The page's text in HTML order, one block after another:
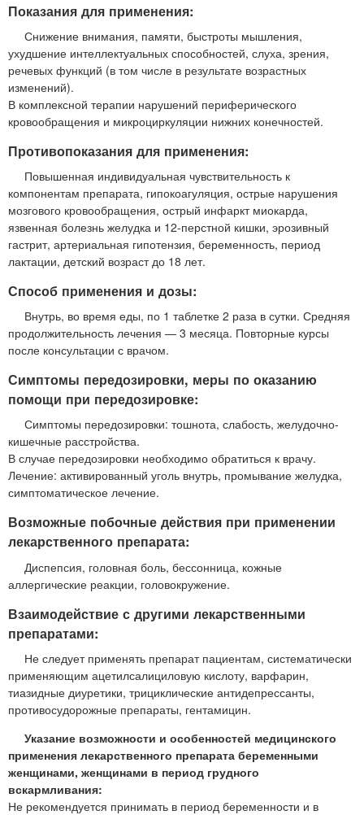
Показания для применения:
Снижение внимания, памяти, быстроты мышления,
ухудшение интеллектуальных способностей, слуха, зрения,
речевых функций (в том числе в результате возрастных
изменений).
В комплексной терапии нарушений периферического
кровообращения и микроциркуляции нижних конечностей.
Противопоказания для применения:
Повышенная индивидуальная чувствительность к
компонентам препарата, гипокоагуляция, острые нарушения
мозгового кровообращения, острый инфаркт миокарда,
язвенная болезнь желудка и 12-перстной кишки, эрозивный
гастрит, артериальная гипотензия, беременность, период
лактации, детский возраст до 18 лет.
Способ применения и дозы:
Внутрь, во время еды, по 1 таблетке 2 раза в сутки. Средняя
продолжительность лечения — 3 месяца. Повторные курсы
после консультации с врачом.
Симптомы передозировки, меры по оказанию
помощи при передозировке:
Симптомы передозировки: тошнота, слабость, желудочно-
кишечные расстройства.
В случае передозировки необходимо обратиться к врачу.
Лечение: активированный уголь внутрь, промывание желудка,
симптоматическое лечение.
Возможные побочные действия при применении
лекарственного препарата:
Диспепсия, головная боль, бессонница, кожные
аллергические реакции, головокружение.
Взаимодействие с другими лекарственными
препаратами:
Не следует применять препарат пациентам, систематически
применяющим ацетилсалициловую кислоту, варфарин,
тиазидные диуретики, трициклические антидепрессанты,
противосудорожные препараты, гентамицин.
Указание возможности и особенностей медицинского
применения лекарственного препарата беременными
женщинами, женщинами в период грудного
вскармливания:
Не рекомендуется принимать в период беременности и в